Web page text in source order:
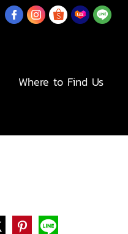
Where to Find Us